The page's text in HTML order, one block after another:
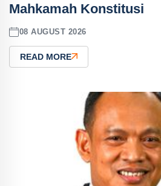
Mahkamah Konstitusi
08 AUGUST 2026
READ MORE